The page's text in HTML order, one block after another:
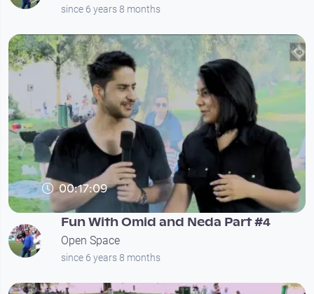
since 6 years 8 months
00:17:09
Fun With Omid and Neda Part #4
Open Space
since 6 years 8 months